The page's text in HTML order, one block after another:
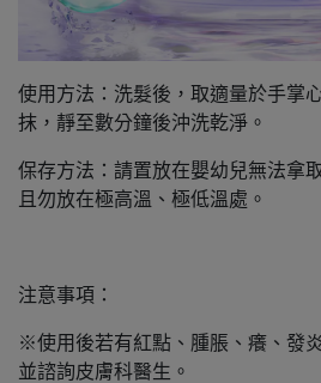
使用方法：洗髮後，取適量於手掌
抹，靜至數分鐘後沖洗乾淨。
保存方法：請置放在嬰幼兒無法拿
且勿放在極高溫、極低溫處。
注意事項：
※使用後若有紅點、腫脹、癢、發
並諮詢皮膚科醫生。